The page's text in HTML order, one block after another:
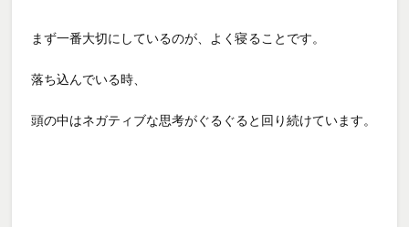
まず一番大切にしているのが、 よく寝ることです。
落ち込んでいる時、
頭の中はネガティブな思考がぐるぐると回り続けています。